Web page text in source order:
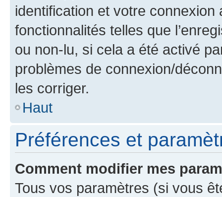
identification et votre
fonctionnalités telles que
ou non-lu, si cela a été activé
problèmes de connexion/
les corriger.
Haut
Préférences et
Comment modifier mes
Tous vos paramètres (si vous